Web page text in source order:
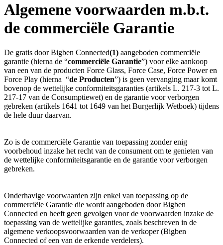
Algemene voorwaarden m.b.t.
de commerciële Garantie
De gratis door Bigben Connected(1) aangeboden commerciële
garantie (hierna de “commerciële Garantie”) voor elke aankoop
van een van de producten Force Glass, Force Case, Force Power en
Force Play (hierna “de Producten”) is geen vervanging maar komt
bovenop de wettelijke conformiteitsgaranties (artikels L. 217-3 tot L.
217-17 van de Consumptiewet) en de garantie voor verborgen
gebreken (artikels 1641 tot 1649 van het Burgerlijk Wetboek) tijdens
de hele duur daarvan.
Zo is de commerciële Garantie van toepassing zonder enig
voorbehoud inzake het recht van de consument om te genieten van
de wettelijke conformiteitsgarantie en de garantie voor verborgen
gebreken.
Onderhavige voorwaarden zijn enkel van toepassing op de
commerciële Garantie die wordt aangeboden door Bigben
Connected en heeft geen gevolgen voor de voorwaarden inzake de
toepassing van de wettelijke garanties, zoals beschreven in de
algemene verkoopsvoorwaarden van de verkoper (Bigben
Connected of een van de erkende verdelers).